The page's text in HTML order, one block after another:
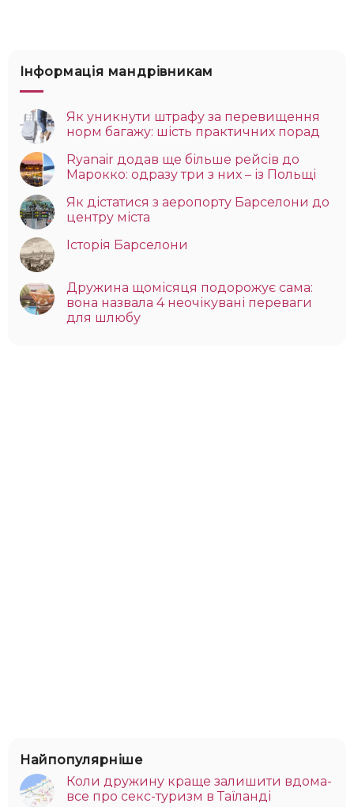
Інформація мандрівникам
Як уникнути штрафу за перевищення
норм багажу: шість практичних порад
Ryanair додав ще більше рейсів до
Марокко: одразу три з них – із Польщі
Як дістатися з аеропорту Барселони до
центру міста
Історія Барселони
Дружина щомісяця подорожує сама:
вона назвала 4 неочікувані переваги
для шлюбу
Найпопулярніше
Коли дружину краще залишити вдома-
все про секс-туризм в Таїланді